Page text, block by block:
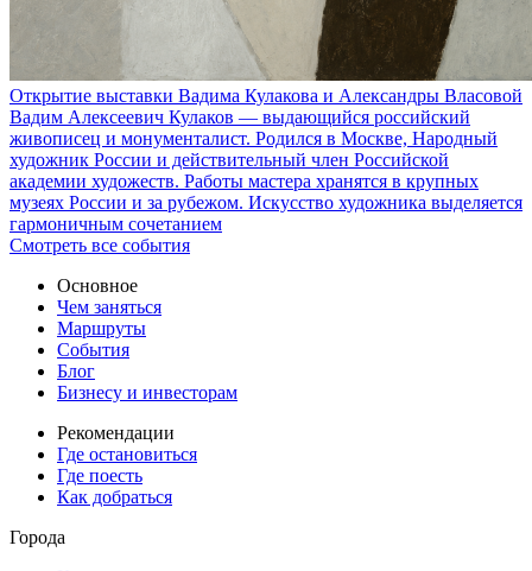
Открытие выставки Вадима Кулакова и Александры Власовой
Вадим Алексеевич Кулаков — выдающийся российский
живописец и монументалист. Родился в Москве, Народный
художник России и действительный член Российской
академии художеств. Работы мастера хранятся в крупных
музеях России и за рубежом. Искусство художника выделяется
гармоничным сочетанием
Смотреть все события
Основное
Чем заняться
Маршруты
События
Блог
Бизнесу и инвесторам
Рекомендации
Где остановиться
Где поесть
Как добраться
Города